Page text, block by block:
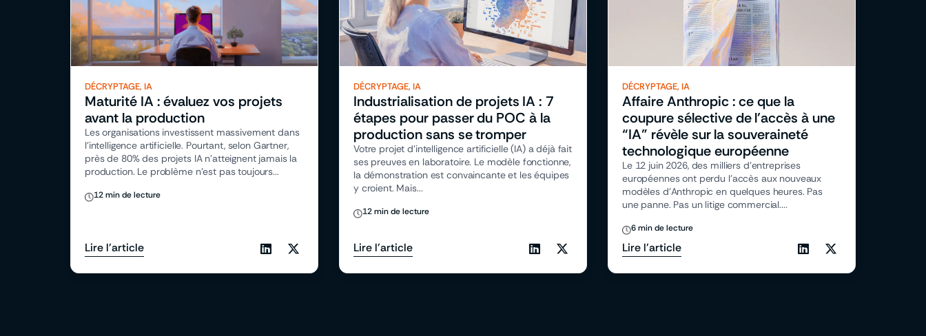
DÉCRYPTAGE,IA
Maturité IA : évaluez vos projets
avant la production
Les organisations investissent massivement dans
l’intelligence artificielle. Pourtant, selon Gartner,
près de 80% des projets IA n’atteignent jamais la
production. Le problème n’est pas toujours...
12 min de lecture
Lire l'article
DÉCRYPTAGE,IA
Industrialisation de projets IA : 7
étapes pour passer du POC à la
production sans se tromper
Votre projet d’intelligence artificielle (IA) a déjà fait
ses preuves en laboratoire. Le modèle fonctionne,
la démonstration est convaincante et les équipes
y croient. Mais...
12 min de lecture
Lire l'article
DÉCRYPTAGE,IA
Affaire Anthropic : ce que la
coupure sélective de l’accès à une
“IA” révèle sur la souveraineté
technologique européenne
Le 12 juin 2026, des milliers d’entreprises
européennes ont perdu l’accès aux nouveaux
modèles d’Anthropic en quelques heures. Pas
une panne. Pas un litige commercial....
6 min de lecture
Lire l'article